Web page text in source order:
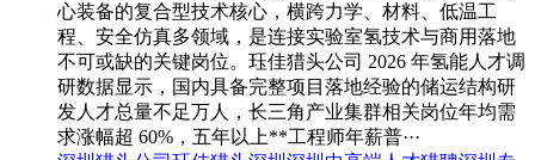
心装备的复合型技术核心，横跨力学、材料、低温工
程、安全仿真多领域，是连接实验室氢技术与商用落地
不可或缺的关键岗位。珏佳猎头公司 2026 年氢能人才调
研数据显示，国内具备完整项目落地经验的储运结构研
发人才总量不足万人，长三角产业集群相关岗位年均需
求涨幅超 60%，五年以上**工程师年薪普···